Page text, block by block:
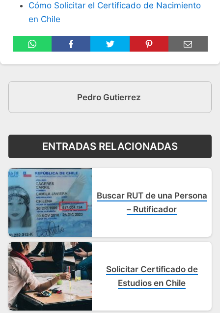
Cómo Solicitar el Certificado de Nacimiento
en Chile
Pedro Gutierrez
ENTRADAS RELACIONADAS
Buscar RUT de una Persona
– Rutificador
Solicitar Certificado de
Estudios en Chile